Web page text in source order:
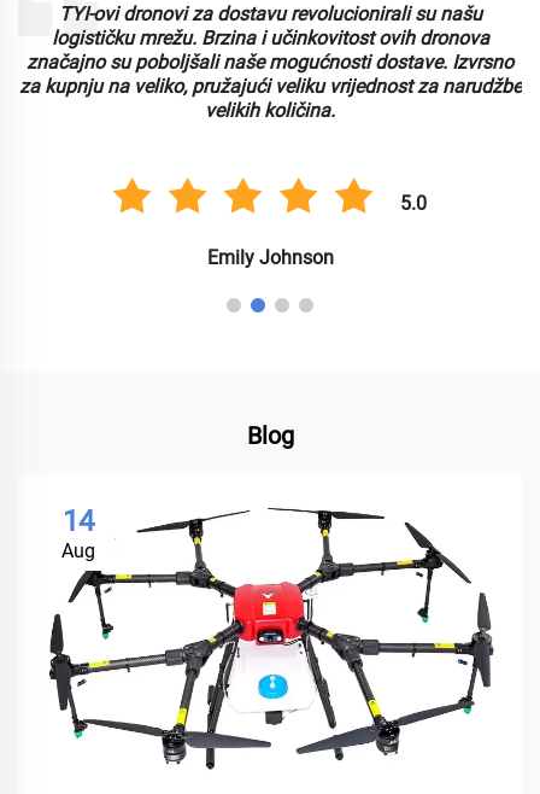
TYI-ovi dronovi za dostavu revolucionirali su našu
logističku mrežu. Brzina i učinkovitost ovih dronova
značajno su poboljšali naše mogućnosti dostave. Izvrsno
za kupnju na veliko, pružajući veliku vrijednost za narudžbe
velikih količina.
5.0
Emily Johnson
Blog
14
Aug